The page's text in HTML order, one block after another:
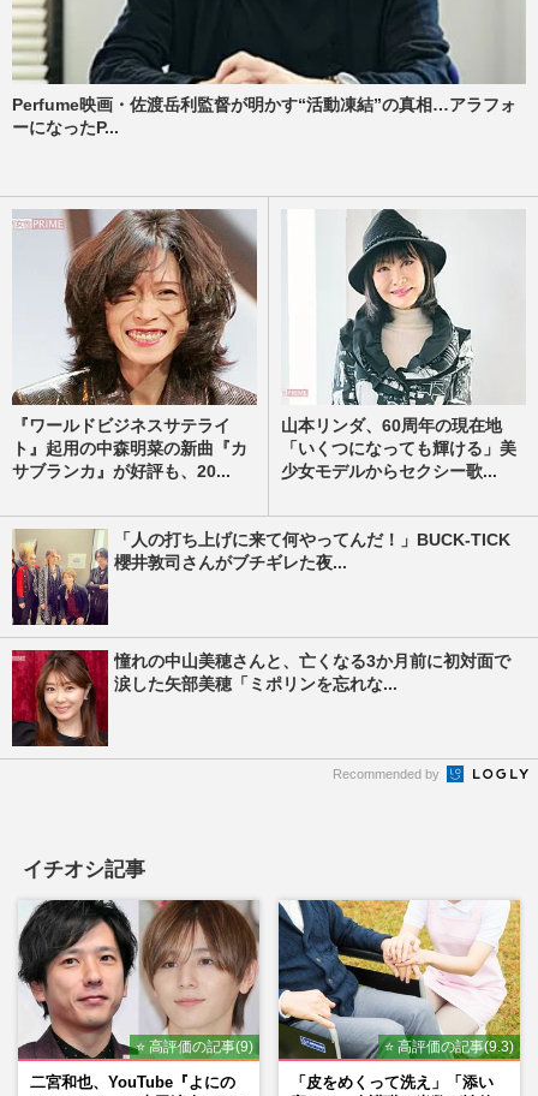
Perfume映画・佐渡岳利監督が明かす“活動凍結”の真相…アラフォ
ーになったP...
『ワールドビジネスサテライ
ト』起用の中森明菜の新曲『カ
サブランカ』が好評も、20...
山本リンダ、60周年の現在地
「いくつになっても輝ける」美
少女モデルからセクシー歌...
「人の打ち上げに来て何やってんだ！」BUCK-TICK
櫻井敦司さんがブチギレた夜...
憧れの中山美穂さんと、亡くなる3か月前に初対面で
涙した矢部美穂「ミポリンを忘れな...
Recommended by
イチオシ記事
⭐ 高評価の記事(9)
二宮和也、YouTube『よにの
⭐ 高評価の記事(9.3)
「皮をめくって洗え」「添い